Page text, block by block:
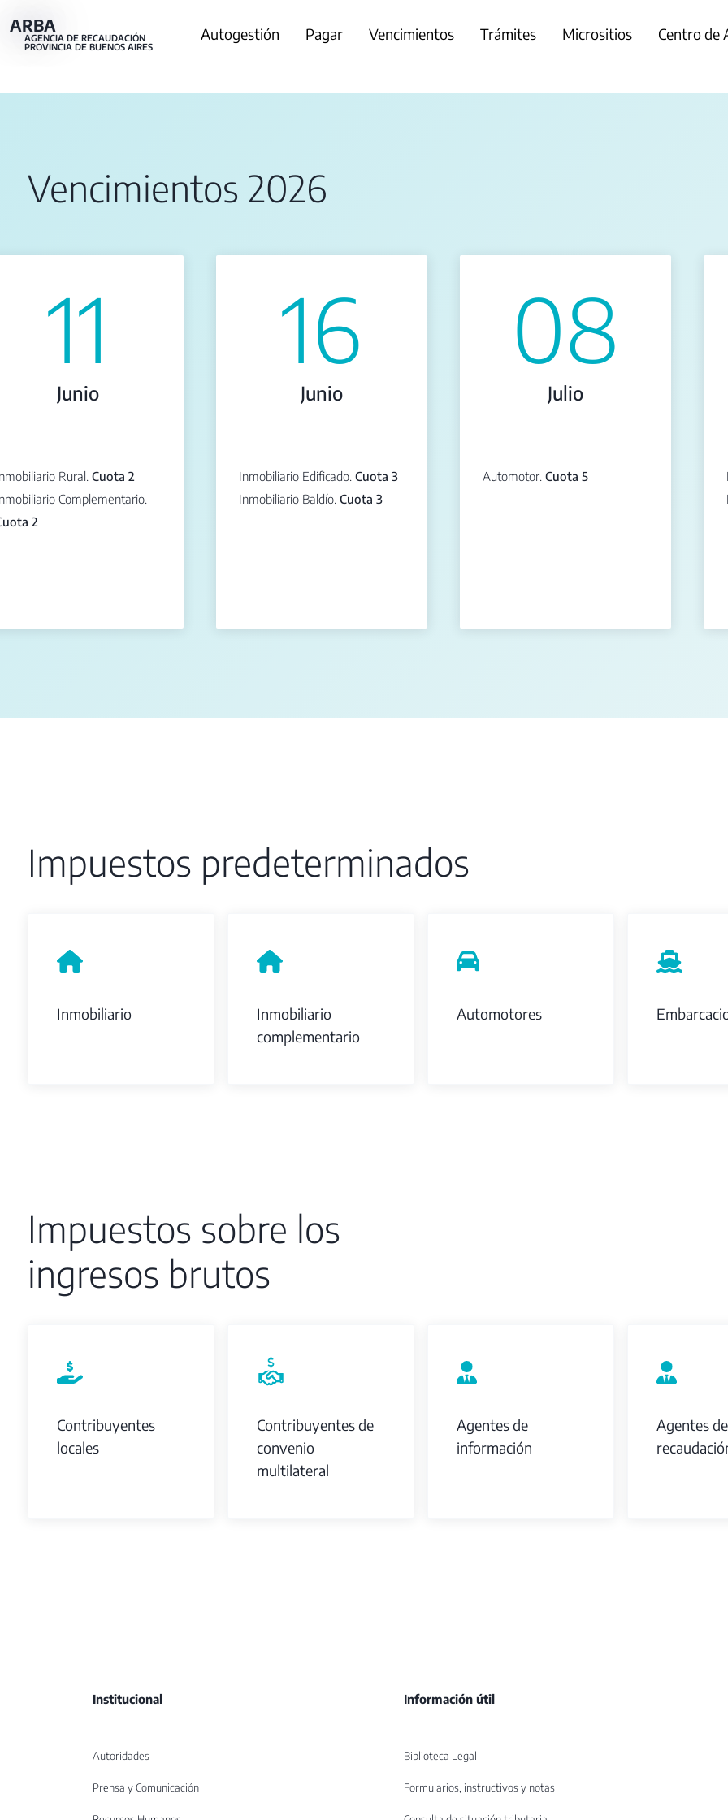
al
ARBA
AGENCIA DE RECAUDACIÓN
PROVINCIA DE BUENOS AIRES
Main
navigation
Autogestión Pagar Vencimientos Trámites Micrositios Centro de
Vencimientos 2026
11
Junio
Rural. Cuota 2
Complementario.
2
16
Junio
Inmobiliario Edificado. Cuota 3
Inmobiliario Baldío. Cuota 3
08
Julio
Automotor. Cuota 5
Impuestos predeterminados
Inmobiliario
Inmobiliario
complementario
Automotores
Impuestos sobre los
ingresos brutos
Contribuyentes
locales
Contribuyentes de
convenio
multilateral
Agentes de
información
Agentes de
Institucional
Autoridades
Prensa y Comunicación
Información útil
Biblioteca Legal
Formularios, instructivos y notas